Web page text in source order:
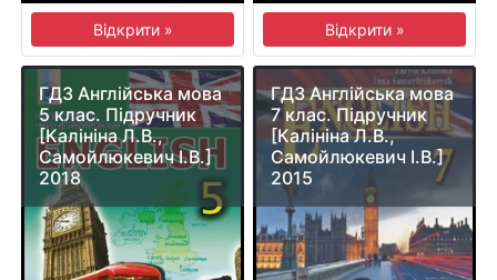
Відкрити » Відкрити »
ГДЗ Англійська мова
5 клас. Підручник
[Калініна Л.В.,
Самойлюкевич І.В.]
2018
ГДЗ Англійська мова
7 клас. Підручник
[Калініна Л.В.,
Самойлюкевич І.В.]
2015